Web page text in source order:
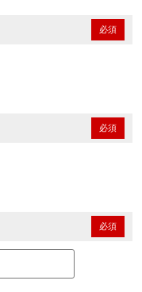
必須
必須
必須